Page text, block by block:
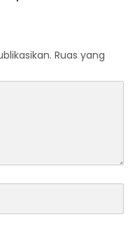
Ruas yang